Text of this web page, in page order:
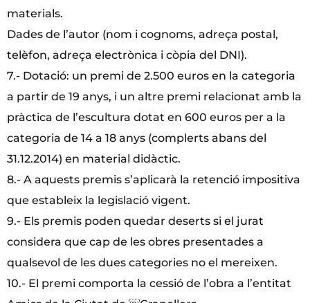
materials.
Dades de l’autor (nom i cognoms, adreça postal,
telèfon, adreça electrònica i còpia del DNI).
7.- Dotació: un premi de 2.500 euros en la categoria
a partir de 19 anys, i un altre premi relacionat amb la
pràctica de l’escultura dotat en 600 euros per a la
categoria de 14 a 18 anys (complerts abans del
31.12.2014) en material didàctic.
8.- A aquests premis s’aplicarà la retenció impositiva
que estableix la legislació vigent.
9.- Els premis poden quedar deserts si el jurat
considera que cap de les obres presentades a
qualsevol de les dues categories no el mereixen.
10.- El premi comporta la cessió de l’obra a l’entitat